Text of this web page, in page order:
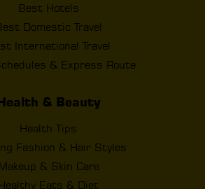
Best Hotels
Domestic Travel
International Travel
& Express Route
& Beauty
Health Tips
Fashion & Hair Styles
& Skin Care
Eats & Diet